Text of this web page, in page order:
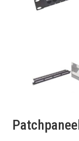
Patchpaneel